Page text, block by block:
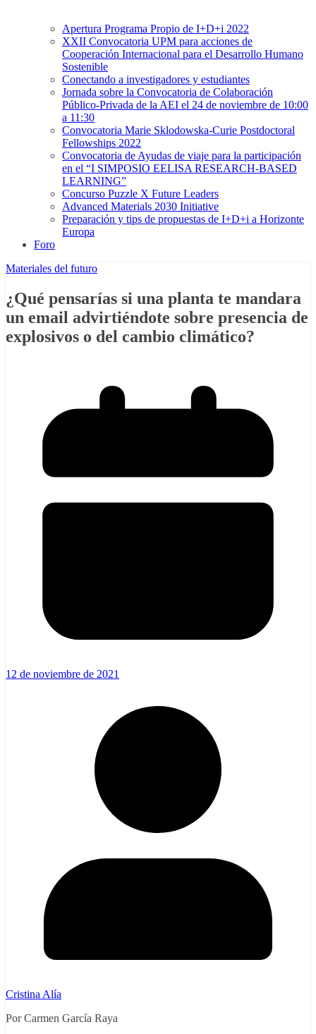
Apertura Programa Propio de I+D+i 2022
XXII Convocatoria UPM para acciones de
Cooperación Internacional para el Desarrollo Humano
Sostenible
Conectando a investigadores y estudiantes
Jornada sobre la Convocatoria de Colaboración
Público-Privada de la AEI el 24 de noviembre de 10:00
a 11:30
Convocatoria Marie Sklodowska-Curie Postdoctoral
Fellowships 2022
Convocatoria de Ayudas de viaje para la participación
en el “I SIMPOSIO EELISA RESEARCH-BASED
LEARNING”
Concurso Puzzle X Future Leaders
Advanced Materials 2030 Initiative
Preparación y tips de propuestas de I+D+i a Horizonte
Europa
Foro
Materiales del futuro
¿Qué pensarías si una planta te mandara
un email advirtiéndote sobre presencia de
explosivos o del cambio climático?
12 de noviembre de 2021
Cristina Alía
Por Carmen García Raya